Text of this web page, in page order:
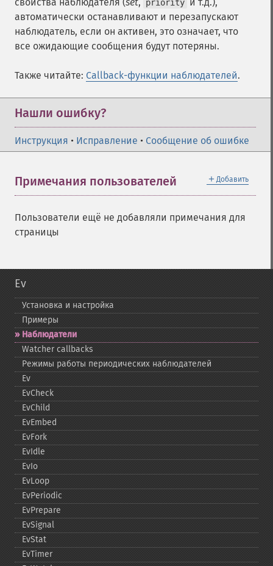
priority
автоматически останавливают и перезапускают
наблюдатель, если он активен, это означает, что
все ожидающие сообщения будут потеряны.
Также читайте: Callback-функции наблюдателей.
Нашли ошибку?
Инструкция • Исправление • Сообщение об ошибке
＋ Добавить
Примечания пользователей
Пользователи ещё не добавляли примечания для
страницы
Ev
Установка и настройка
Примеры
Наблюдатели
Watcher callbacks
Режимы работы периодических наблюдателей
Ev
EvCheck
EvChild
EvEmbed
EvFork
EvIdle
EvIo
EvLoop
EvPeriodic
EvPrepare
EvSignal
EvStat
EvTimer